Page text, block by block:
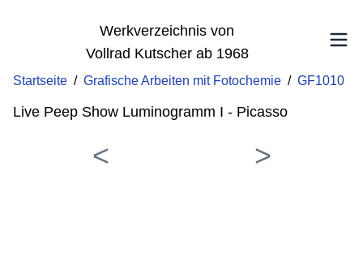
Werkverzeichnis von
Vollrad Kutscher ab 1968
Startseite / Grafische Arbeiten mit Fotochemie / GF1010
Live Peep Show Luminogramm I - Picasso
< >